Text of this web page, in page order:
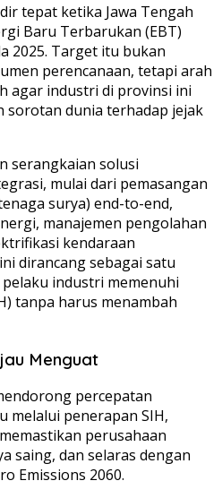
tepat ketika Jawa Tengah
Baru Terbarukan (EBT)
2025. Target itu bukan
perencanaan, tetapi arah
agar industri di provinsi ini
dunia terhadap jejak
serangkaian solusi
mulai dari pemasangan
surya) end-to-end,
manajemen pengolahan
kendaraan
dirancang sebagai satu
industri memenuhi
tanpa harus menambah
Menguat
percepatan
melalui penerapan SIH,
perusahaan
saing, dan selaras dengan
Emissions 2060.